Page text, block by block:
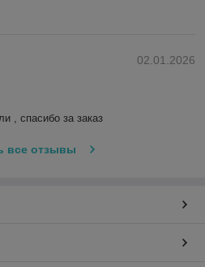
02.01.2026
, спасибо за заказ
все отзывы